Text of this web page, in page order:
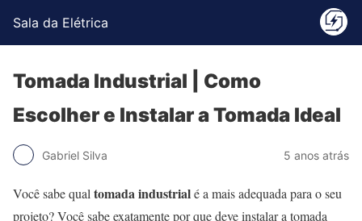
Sala da Elétrica
Tomada Industrial | Como
Escolher e Instalar a Tomada Ideal
Gabriel Silva 5 anos atrás
Você sabe qual tomada industrialé a mais adequada para o seu
projeto? Você sabe exatamente por que deve instalar a tomada